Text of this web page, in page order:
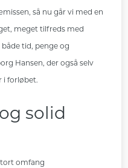
så nu går vi med en
meget tilfreds med
tid, penge og
Hansen, der også selv
i forløbet.
solid
omfang